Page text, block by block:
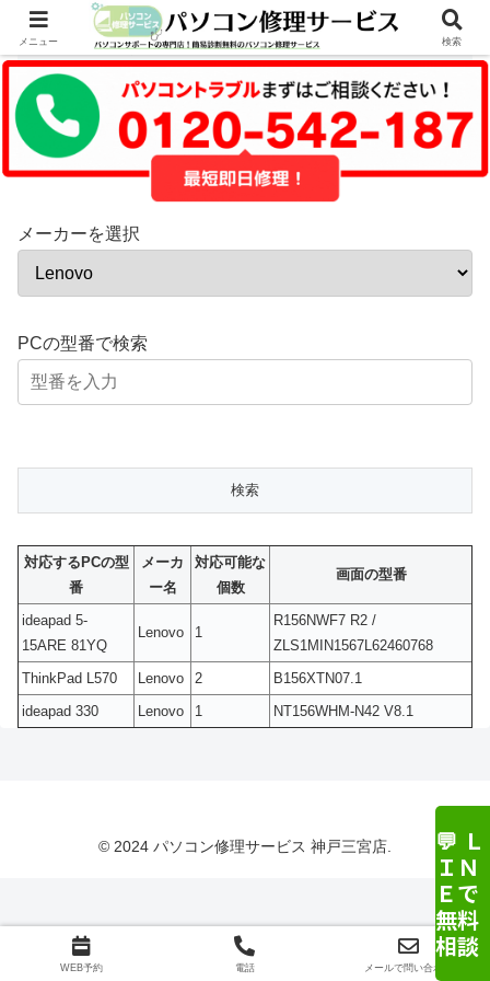
最短即日修理可能パソコン一覧
在庫検索画面
メーカーを選択
PCの型番で検索
対応するPCの型
番
メーカ
ー名
対応可能な
個数
画面の型番
ideapad 5-
15ARE 81YQ
Lenovo 1
R156NWF7 R2 /
ZLS1MIN1567L62460768
ThinkPad L570
Lenovo 2
B156XTN07.1
ideapad 330
Lenovo 1 NT156WHM-N42 V8.1
© 2024 パソコン修理サービス 神戸三宮店.
メニュー 検索
WEB予約 電話 メールで問い合わせ
💬 Ｌ
ＩＮ
Ｅで
無料
相談